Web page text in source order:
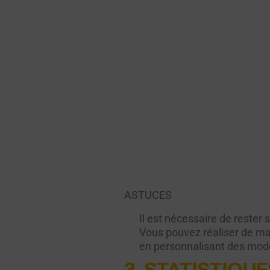
ASTUCES
Il est nécessaire de rester
Vous pouvez réaliser de
en personnalisant des